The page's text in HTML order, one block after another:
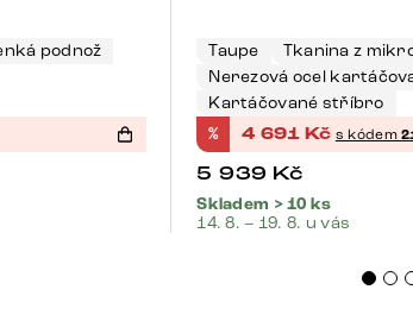
podnož
Taupe Tkanina z
Nerezová ocel
Kartáčované stříbro
% 4 691Kč s kódem
5 939 Kč
Skladem > 10 ks
14. 8. – 19. 8. u vás